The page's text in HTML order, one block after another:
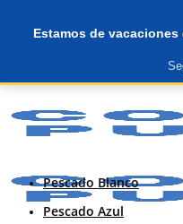
Estamos de
primera compra 10€
Pescado Blanco
Pescado Azul